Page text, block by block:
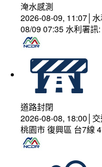
淹水感測
2026-08-09, 11:07│
08/09 07:35 水利署
道路封閉
2026-08-08, 18:00│
桃園市 復興區 台7線